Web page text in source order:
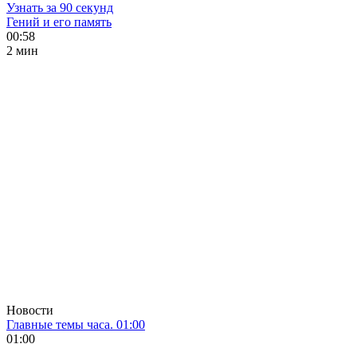
Узнать за 90 секунд
Гений и его память
00:58
2 мин
Новости
Главные темы часа. 01:00
01:00